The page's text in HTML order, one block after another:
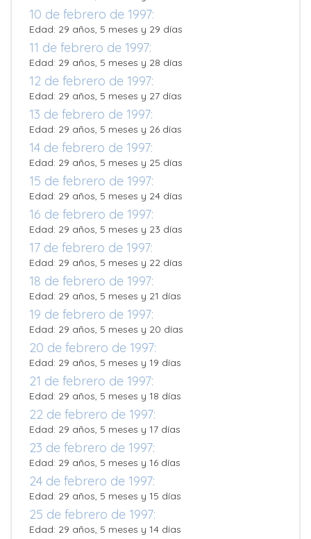
10 de febrero de 1997:
Edad: 29 años, 5 meses y 29 días
11 de febrero de 1997:
Edad: 29 años, 5 meses y 28 días
12 de febrero de 1997:
Edad: 29 años, 5 meses y 27 días
13 de febrero de 1997:
Edad: 29 años, 5 meses y 26 días
14 de febrero de 1997:
Edad: 29 años, 5 meses y 25 días
15 de febrero de 1997:
Edad: 29 años, 5 meses y 24 días
16 de febrero de 1997:
Edad: 29 años, 5 meses y 23 días
17 de febrero de 1997:
Edad: 29 años, 5 meses y 22 días
18 de febrero de 1997:
Edad: 29 años, 5 meses y 21 días
19 de febrero de 1997:
Edad: 29 años, 5 meses y 20 días
20 de febrero de 1997:
Edad: 29 años, 5 meses y 19 días
21 de febrero de 1997:
Edad: 29 años, 5 meses y 18 días
22 de febrero de 1997:
Edad: 29 años, 5 meses y 17 días
23 de febrero de 1997:
Edad: 29 años, 5 meses y 16 días
24 de febrero de 1997:
Edad: 29 años, 5 meses y 15 días
25 de febrero de 1997:
Edad: 29 años, 5 meses y 14 días